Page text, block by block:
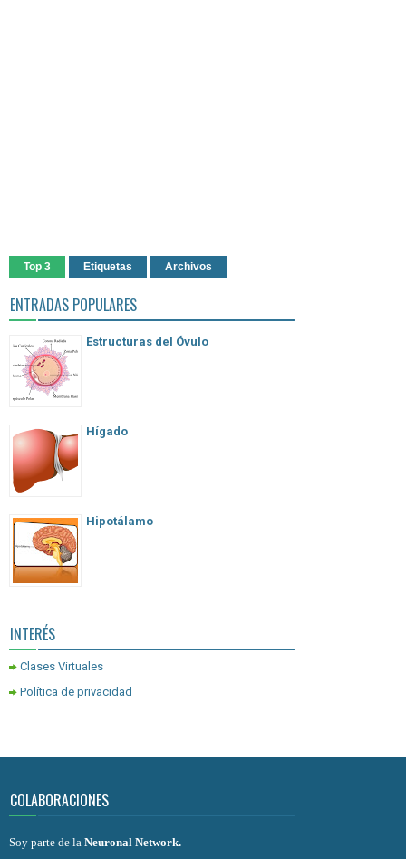
Top 3 Etiquetas Archivos
ENTRADAS POPULARES
Estructuras del Óvulo
Hígado
Hipotálamo
INTERÉS
Clases Virtuales
Política de privacidad
COLABORACIONES
Soy parte de la Neuronal Network.